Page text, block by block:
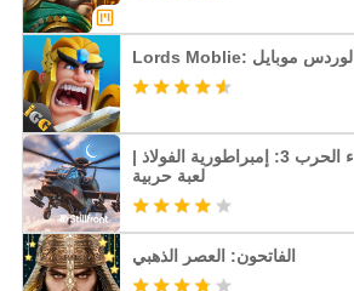
Lords Moblie: لوردس موبايل
نداء الحرب 3: إمبراطورية الفولاذ |
لعبة حربية
الفاتحون: العصر الذهبي